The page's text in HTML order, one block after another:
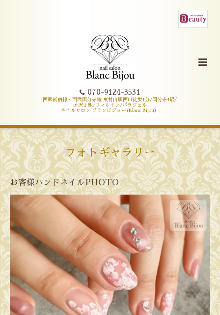
070-9124-3531
西武新宿線・西武国分寺線 東村山駅西口徒歩1分/国分寺4駅/
所沢１駅/フィルイン/パラジェル
ネイルサロン ブランビジュー(Blanc Bijou）
フォトギャラリー
お客様ハンドネイルPHOTO